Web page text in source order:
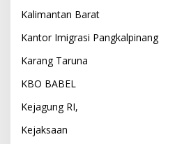
Kalimantan Barat
Kantor Imigrasi Pangkalpinang
Karang Taruna
KBO BABEL
Kejagung RI,
Kejaksaan